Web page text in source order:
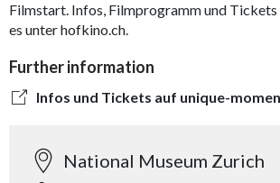
Filmstart. Infos, Filmprogramm und
es unter hofkino.ch.
Further information
Infos und Tickets auf unique-
National Museum Zurich